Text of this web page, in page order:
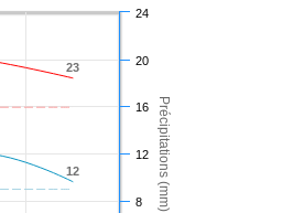
Précipitations (mm)
23
23
12
12
8
12
16
20
24